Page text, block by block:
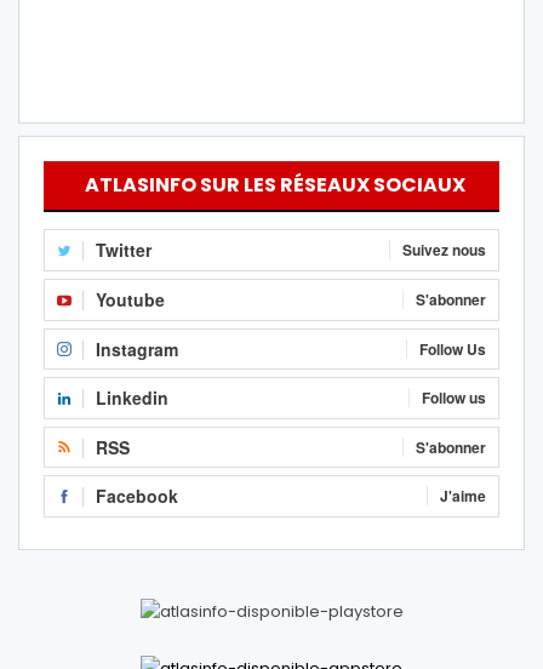
ATLASINFO SUR LES RÉSEAUX SOCIAUX
Twitter Suivez nous
Youtube S'abonner
Instagram Follow Us
Linkedin Follow us
RSS S'abonner
Facebook J'aime